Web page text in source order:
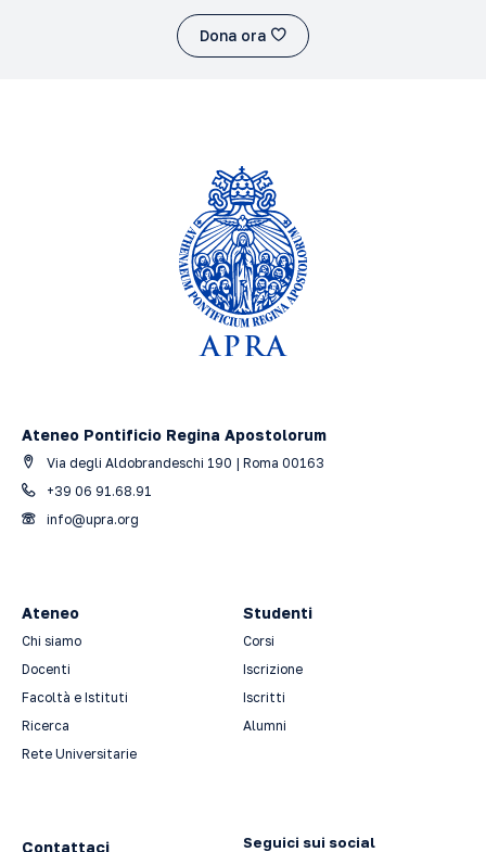
Dona ora
Ateneo Pontificio Regina Apostolorum
Via degli Aldobrandeschi 190 | Roma 00163
+39 06 91.68.91
info@upra.org
Ateneo
Chi siamo
Docenti
Facoltà e Istituti
Ricerca
Rete Universitarie
Studenti
Corsi
Iscrizione
Iscritti
Alumni
Contattaci Seguici sui social